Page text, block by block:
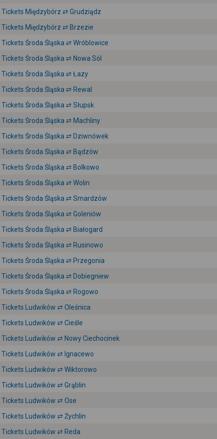
Tickets Międzybórz ⇄ Grudziądz
Tickets Międzybórz ⇄ Brzezie
Tickets Środa Śląska ⇄ Wróblowice
Tickets Środa Śląska ⇄ Nowa Sól
Tickets Środa Śląska ⇄ Łazy
Tickets Środa Śląska ⇄ Rewal
Tickets Środa Śląska ⇄ Słupsk
Tickets Środa Śląska ⇄ Machliny
Tickets Środa Śląska ⇄ Dziwnówek
Tickets Środa Śląska ⇄ Bądzów
Tickets Środa Śląska ⇄ Bolkowo
Tickets Środa Śląska ⇄ Wolin
Tickets Środa Śląska ⇄ Smardzów
Tickets Środa Śląska ⇄ Goleniów
Tickets Środa Śląska ⇄ Białogard
Tickets Środa Śląska ⇄ Rusinowo
Tickets Środa Śląska ⇄ Przegonia
Tickets Środa Śląska ⇄ Dobiegniew
Tickets Środa Śląska ⇄ Rogowo
Tickets Ludwików ⇄ Oleśnica
Tickets Ludwików ⇄ Cieśle
Tickets Ludwików ⇄ Nowy Ciechocinek
Tickets Ludwików ⇄ Ignacewo
Tickets Ludwików ⇄ Wiktorowo
Tickets Ludwików ⇄ Grąblin
Tickets Ludwików ⇄ Ose
Tickets Ludwików ⇄ Żychlin
Tickets Ludwików ⇄ Reda